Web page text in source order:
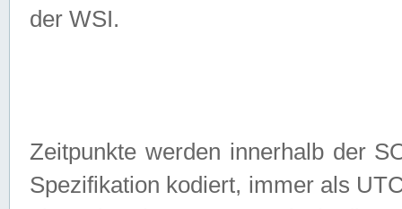
der WSI.
Zeitpunkte werden innerhalb der
Spezifikation kodiert, immer als